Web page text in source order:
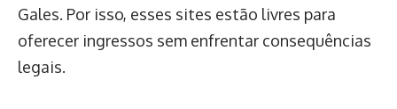
Gales. Por isso, esses sites estão livres para
oferecer ingressos sem enfrentar consequências
legais.